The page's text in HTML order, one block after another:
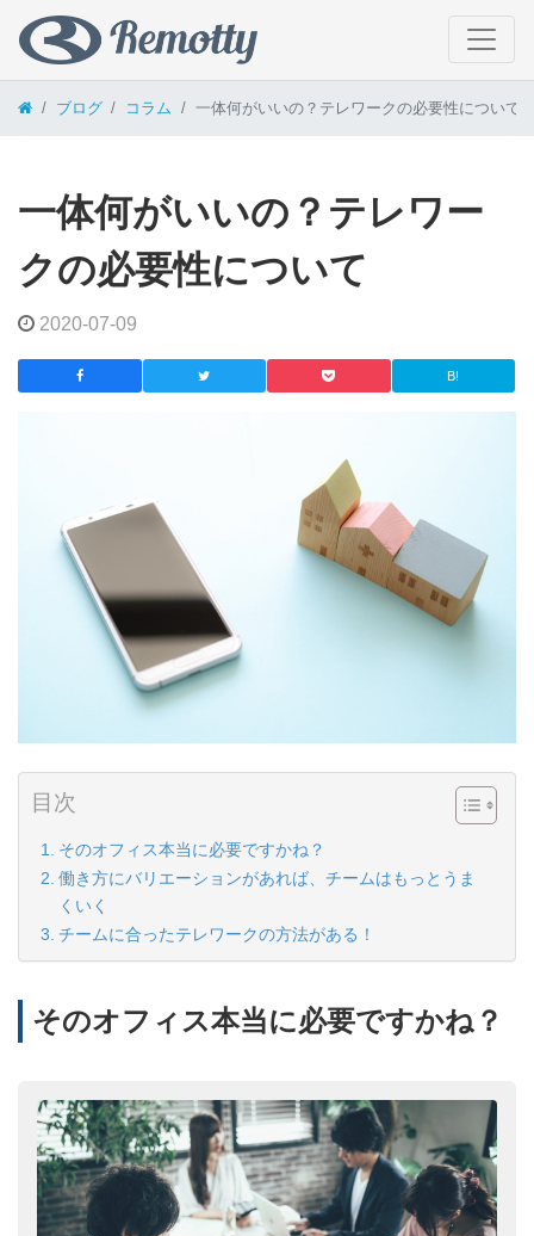
コンテンツへスキップ
ブログ コラム 一体何がいいの？テレワークの必要性について
一体何がいいの？テレワー
クの必要性について
2020-07-09
B!
目次
そのオフィス本当に必要ですかね？
働き方にバリエーションがあれば、チームはもっとうま
くいく
チームに合ったテレワークの方法がある！
そのオフィス本当に必要ですかね？